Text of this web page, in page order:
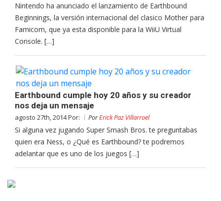
Nintendo ha anunciado el lanzamiento de Earthbound
Beginnings, la versión internacional del clasico Mother para
Famicom, que ya esta disponible para la WiiU Virtual
Console. […]
Earthbound cumple hoy 20 años y su creador
nos deja un mensaje
agosto 27th, 2014 Por: PorErick Paz Villarroel
Si alguna vez jugando Super Smash Bros. te preguntabas
quien era Ness, o ¿Qué es Earthbound? te podremos
adelantar que es uno de los juegos […]